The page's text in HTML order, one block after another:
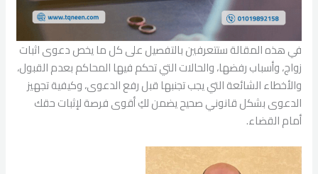
في هذه المقالة ستتعرفين بالتفصيل على كل ما يخص دعوى اثبات
زواج، وأسباب رفضها، والحالات التي تحكم فيها المحاكم بعدم القبول،
والأخطاء الشائعة التي يجب تجنبها قبل رفع الدعوى، وكيفية تجهيز
الدعوى بشكل قانوني صحيح يضمن لكِ أقوى فرصة لإثبات حقك
أمام القضاء.